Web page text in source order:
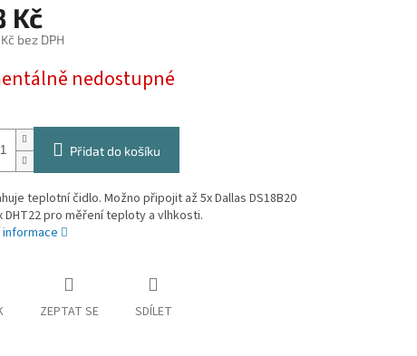
Kč
bez DPH
nedostupné
Přidat do košíku
teplotní čidlo. Možno připojit až 5x Dallas DS18B20
DHT22 pro měření teploty a vlhkosti.
informace
ZEPTAT SE SDÍLET